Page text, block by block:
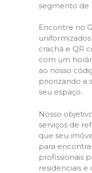
segmento de
Encontre no
crachá e QR
com um
ao nosso
priorizando a
seu espaço.
Nosso
serviços de
que seu
para
profissionais
residenciais e